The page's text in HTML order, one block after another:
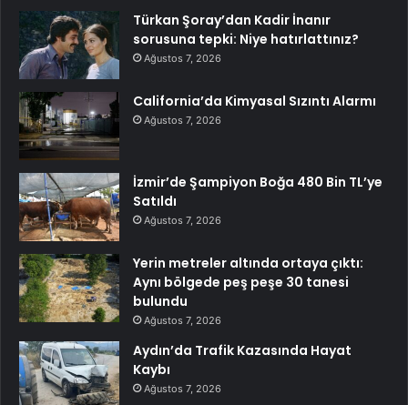
Türkan Şoray’dan Kadir İnanır
sorusuna tepki: Niye hatırlattınız?
Ağustos 7, 2026
California’da Kimyasal Sızıntı Alarmı
Ağustos 7, 2026
İzmir’de Şampiyon Boğa 480 Bin TL’ye
Satıldı
Ağustos 7, 2026
Yerin metreler altında ortaya çıktı:
Aynı bölgede peş peşe 30 tanesi
bulundu
Ağustos 7, 2026
Aydın’da Trafik Kazasında Hayat
Kaybı
Ağustos 7, 2026